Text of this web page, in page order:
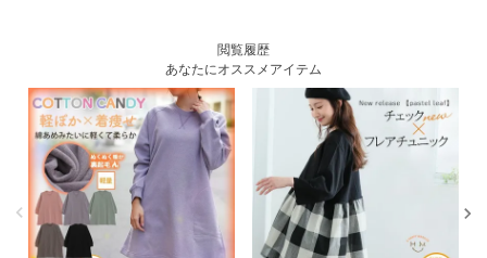
閲覧履歴
あなたにオススメアイテム